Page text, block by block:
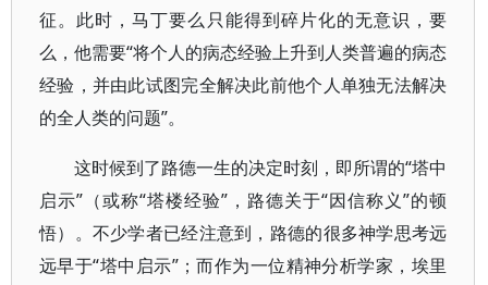
征。此时，马丁要么只能得到碎片化的无意识，要
么，他需要“将个人的病态经验上升到人类普遍的病态
经验，并由此试图完全解决此前他个人单独无法解决
的全人类的问题”。
这时候到了路德一生的决定时刻，即所谓的“塔中
启示”（或称“塔楼经验”，路德关于“因信称义”的顿
悟）。不少学者已经注意到，路德的很多神学思考远
远早于“塔中启示”；而作为一位精神分析学家，埃里